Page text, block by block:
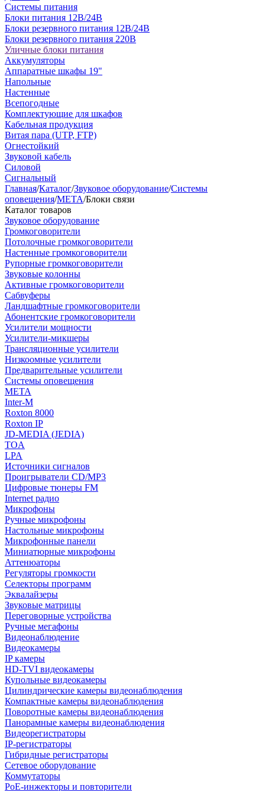
Системы питания
Блоки питания 12В/24В
Блоки резервного питания 12В/24В
Блоки резервного питания 220В
Уличные блоки питания
Аккумуляторы
Аппаратные шкафы 19"
Напольные
Настенные
Всепогодные
Комплектующие для шкафов
Кабельная продукция
Витая пара (UTP, FTP)
Огнестойкий
Звуковой кабель
Силовой
Сигнальный
Главная/Каталог/Звуковое оборудование/Системы
оповещения/МЕТА/Блоки связи
Каталог товаров
Звуковое оборудование
Громкоговорители
Потолочные громкоговорители
Настенные громкоговорители
Рупорные громкоговорители
Звуковые колонны
Активные громкоговорители
Сабвуферы
Ландшафтные громкоговорители
Абонентские громкоговорители
Усилители мощности
Усилители-микшеры
Трансляционные усилители
Низкоомные усилители
Предварительные усилители
Системы оповещения
МЕТА
Inter-M
Roxton 8000
Roxton IP
JD-MEDIA (JEDIA)
TOA
LPA
Источники сигналов
Проигрыватели CD/MP3
Цифровые тюнеры FM
Internet радио
Микрофоны
Ручные микрофоны
Настольные микрофоны
Микрофонные панели
Миниатюрные микрофоны
Аттенюаторы
Регуляторы громкости
Селекторы программ
Эквалайзеры
Звуковые матрицы
Переговорные устройства
Ручные мегафоны
Видеонаблюдение
Видеокамеры
IP камеры
HD-TVI видеокамеры
Купольные видеокамеры
Цилиндрические камеры видеонаблюдения
Компактные камеры видеонаблюдения
Поворотные камеры видеонаблюдения
Панорамные камеры видеонаблюдения
Видеорегистраторы
IP-регистраторы
Гибридные регистраторы
Сетевое оборудование
Коммутаторы
PoE-инжекторы и повторители